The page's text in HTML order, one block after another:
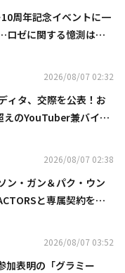
周年記念イベントに一
ゼに関する憶測は否
2026/08/07 02:32
ィタ、交際を公表！お
えのYouTuber兼バイオ
2026/08/07 02:38
ン・ガン＆パク・ウン
と専属契約を締
2026/08/07 03:52
表明の「グラミー